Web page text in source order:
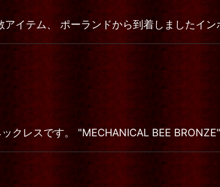
イテム、 ポーランドから到着しましたイ
クレスです。 "MECHANICAL BEE